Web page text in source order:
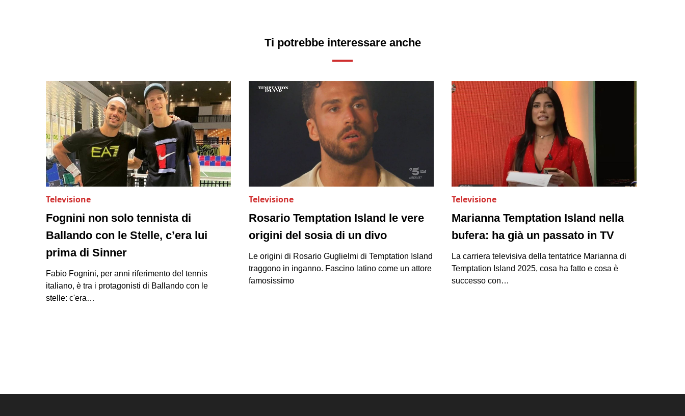
Ti potrebbe interessare anche
Televisione
Fognini non solo tennista di
Ballando con le Stelle, c’era lui
prima di Sinner
Fabio Fognini, per anni riferimento del tennis
italiano, è tra i protagonisti di Ballando con le
stelle: c'era…
Televisione
Rosario Temptation Island le vere
origini del sosia di un divo
Le origini di Rosario Guglielmi di Temptation Island
traggono in inganno. Fascino latino come un attore
famosissimo
Televisione
Marianna Temptation Island nella
bufera: ha già un passato in TV
La carriera televisiva della tentatrice Marianna di
Temptation Island 2025, cosa ha fatto e cosa è
successo con…